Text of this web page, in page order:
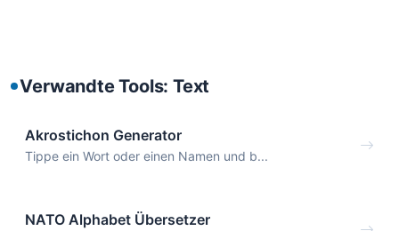
Verwandte Tools: Text
Akrostichon Generator
Tippe ein Wort oder einen Namen und b...
NATO Alphabet Übersetzer